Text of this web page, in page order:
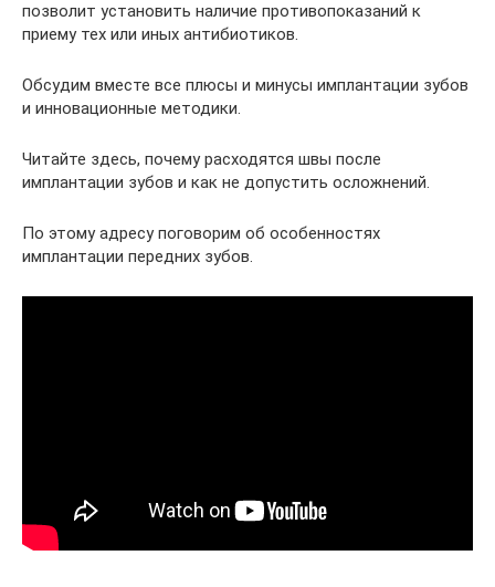
позволит установить наличие противопоказаний к
приему тех или иных антибиотиков.
Обсудим вместе все плюсы и минусы имплантации зубов
и инновационные методики.
Читайте здесь, почему расходятся швы после
имплантации зубов и как не допустить осложнений.
По этому адресу поговорим об особенностях
имплантации передних зубов.